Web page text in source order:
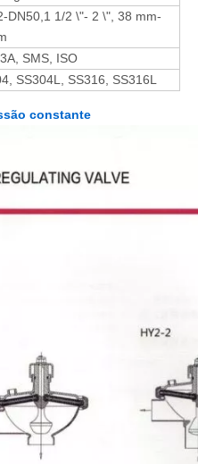
DN50,1 1/2 \"- 2 \", 38 mm-
SMS, ISO
SS304L, SS316, SS316L
constante